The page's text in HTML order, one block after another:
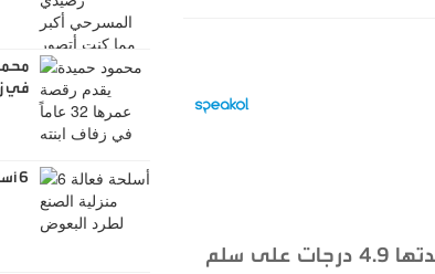
ضربت هزة أرضية ثانية ولاية باتنة، فجر اليوم الخميس، بلغت شدتها 4.9 درجات على سلم
في
6 أسلحة فعالة منزلية الصنع لطرد البعوض